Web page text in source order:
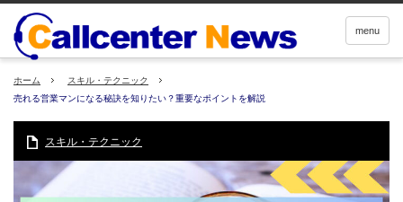
menu
ホーム
スキル・テクニック
売れる営業マンになる秘訣を知りたい？重要なポイントを解説
スキル・テクニック